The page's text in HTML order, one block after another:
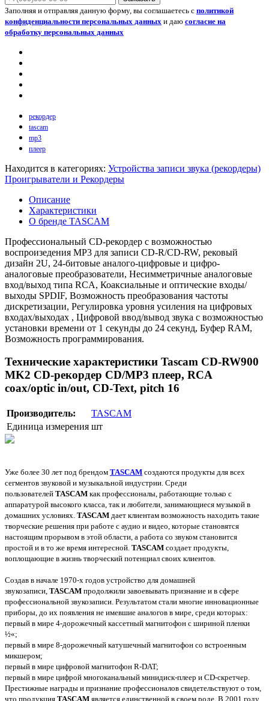
Заполняя и отправляя данную форму, вы соглашаетесь с политикой
конфиденциальности персональных данных и даю согласие на
обработку персональных данных
рекордер
tascam
mp3
плеер
Находится в категориях: Устройства записи звука (рекордеры)
Проигрыватели и Рекордеры
Описание
Характеристики
О бренде TASCAM
Профессиональный CD-рекордер с возможностью
воспроизедения MP3 для записи CD-R/CD-RW, рековый
дизайн 2U, 24-битовые аналого-цифровые и цифро-
аналоговые преобразователи, Несимметричные аналоговые
вход/выход типа RCA, Коаксиальные и оптические входы/
выходы SPDIF, Возможность преобразования частоты
дискретизации, Регулировка уровня усиления на цифровых
входах/выходах , Цифровой ввод/вывод звука с возможностью
установки времени от 1 секунды до 24 секунд, Буфер RAM,
Возможность программирования.
Технические характеристики Tascam CD-RW900
MK2 CD-рекордер CD/MP3 плеер, RCA
coax/optic in/out, CD-Text, pitch 16
Производитель:
TASCAM
Единица измерения шт
Уже более 30 лет под брендом TASCAM создаются продукты для всех
сегментов звуковой и музыкальной индустрии. Среди
пользователей TASCAM как профессионалы, работающие только с
аппаратурой высокого класса, так и любители, занимающиеся музыкой в
домашних условиях. TASCAM дает клиентам возможность находить такие
творческие решения при работе с аудио и видео, которые становятся
настоящим прорывом в этой области, а работа со звуком становится
простой и в то же время интересной. TASCAM создает продукты,
воплощающие в жизнь творческий потенциал своих клиентов.
Создав в начале 1970-х годов устройство для домашней
звукозаписи, TASCAM продолжили завоевывать признание и в сфере
профессиональной звукозаписи. Результатом стали многие инновационные
приборы, до их появления не имевшие аналогов в мире, среди которых:
первый в мире 4-дорожечный кассетный магнитофон с шириной пленки
½«;
первый в мире 8-дорожечный катушечный магнитофон со встроенным
микшером;
первый в мире цифровой магнитофон R-DAT;
первый в мире цифрой многоканальный минидиск-плеер и CD-скретчер.
Престижные награды и признание профессионалов свидетельствуют о том,
что продукция TASCAM является единственной в своем роде. В 2001 году